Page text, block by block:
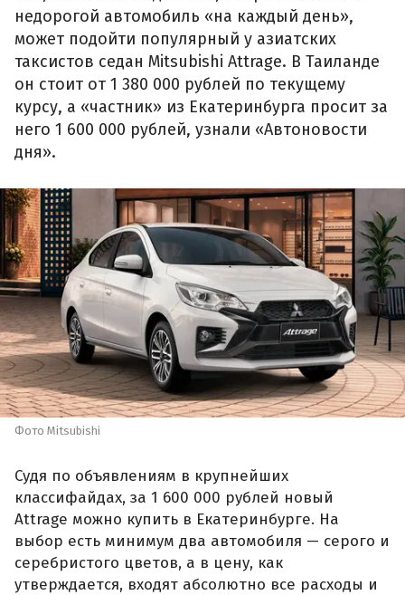
недорогой автомобиль «на каждый день»,
может подойти популярный у азиатских
таксистов седан Mitsubishi Attrage. В Таиланде
он стоит от 1 380 000 рублей по текущему
курсу, а «частник» из Екатеринбурга просит за
него 1 600 000 рублей, узнали «Автоновости
дня».
Фото Mitsubishi
Судя по объявлениям в крупнейших
классифайдах, за 1 600 000 рублей новый
Attrage можно купить в Екатеринбурге. На
выбор есть минимум два автомобиля — серого и
серебристого цветов, а в цену, как
утверждается, входят абсолютно все расходы и